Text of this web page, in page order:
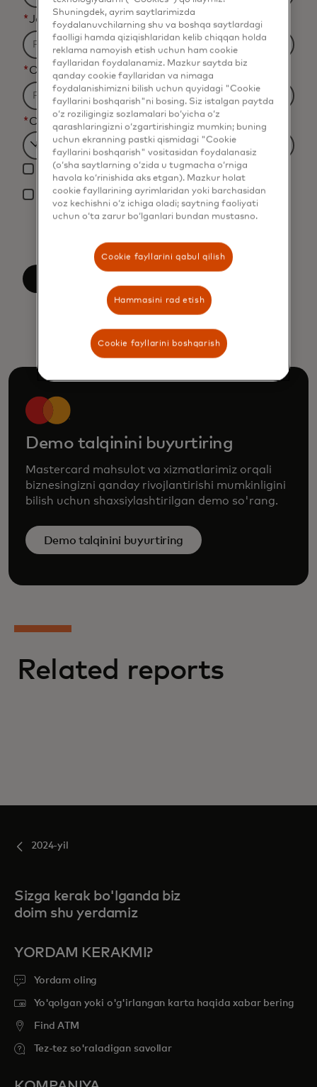
*Job Title
*Organization Name
*Country
Filtering
will
be
applied
characters.
Yes, I would like to receive future marketing
materials from Mastercard.
By clicking the button below, I confirm that I
have read and agree to theTerms of Use
processed by Mastercard as described in the
Privacy Notice.
Demo talqinini buyurtiring
Mastercard mahsulot va xizmatlarimiz orqali
biznesingizni qanday rivojlantirishi mumkinligini
bilish uchun shaxsiylashtirilgan demo so'rang.
Demo talqinini buyurtiring
Related reports
2024-yil
Sizga kerak bo'lganda biz
doim shu yerdamiz
YORDAM KERAKMI?
Yordam oling
Yo'qolgan yoki o'g'irlangan karta haqida xabar bering
Find ATM
Tez-tez so'raladigan savollar
Shuningdek, ayrim saytlarimizda
foydalanuvchilarning shu va boshqa saytlardagi
faolligi hamda qiziqishlaridan kelib chiqqan holda
reklama namoyish etish uchun ham cookie
fayllaridan foydalanamiz. Mazkur saytda biz
qanday cookie fayllaridan va nimaga
foydalanishimizni bilish uchun quyidagi "Cookie
fayllarini boshqarish"ni bosing. Siz istalgan paytda
o‘z roziligingiz sozlamalari bo‘yicha o‘z
qarashlaringizni o‘zgartirishingiz mumkin; buning
uchun ekranning pastki qismidagi "Cookie
fayllarini boshqarish" vositasidan foydalanasiz
(o‘sha saytlarning o‘zida u tugmacha o‘rniga
havola ko‘rinishida aks etgan). Mazkur holat
cookie fayllarining ayrimlaridan yoki barchasidan
voz kechishni o‘z ichiga oladi; saytning faoliyati
uchun o‘ta zarur bo‘lganlari bundan mustasno.
Cookie fayllarini qabul qilish
Hammasini rad etish
Cookie fayllarini boshqarish